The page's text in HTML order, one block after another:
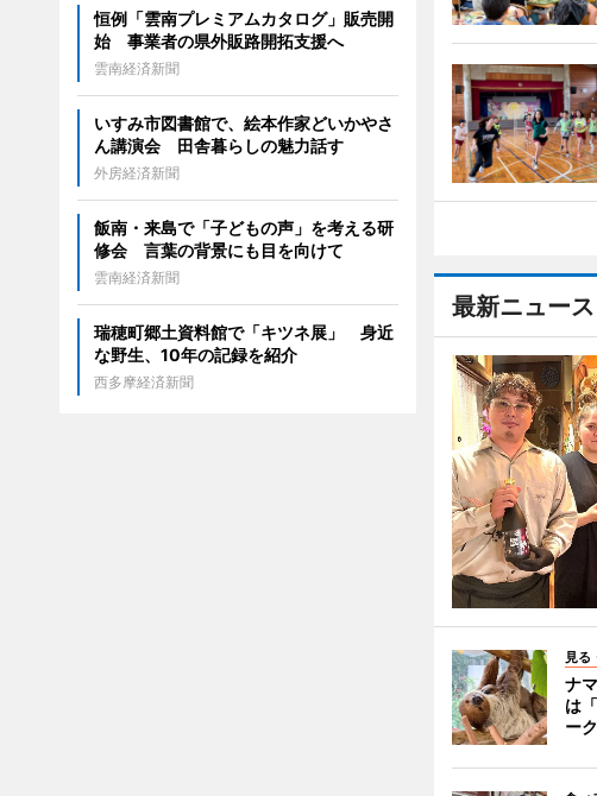
最新ニュース
見る
ナ
は
ー
恒例「雲南プレミアムカタログ」販売開
始 事業者の県外販路開拓支援へ
雲南経済新聞
いすみ市図書館で、絵本作家どいかやさ
ん講演会 田舎暮らしの魅力話す
外房経済新聞
飯南・来島で「子どもの声」を考える研
修会 言葉の背景にも目を向けて
雲南経済新聞
瑞穂町郷土資料館で「キツネ展」 身近
な野生、10年の記録を紹介
西多摩経済新聞